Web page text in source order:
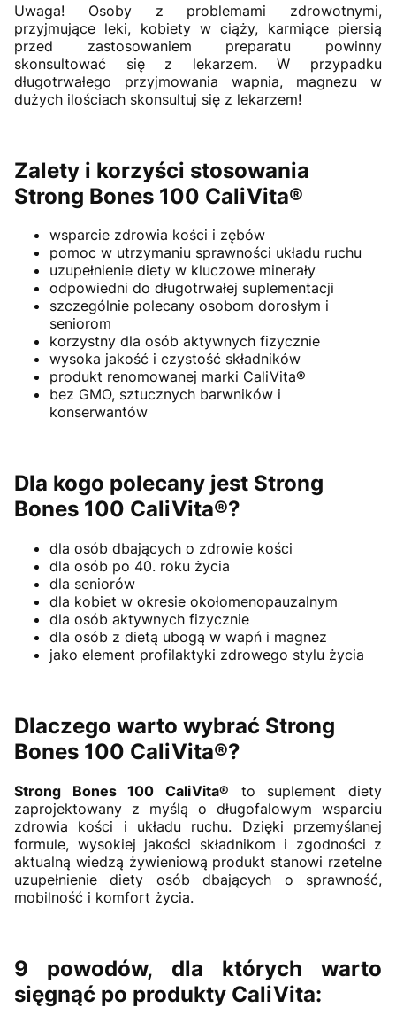
Uwaga! Osoby z problemami zdrowotnymi,
przyjmujące leki, kobiety w ciąży, karmiące piersią
przed zastosowaniem preparatu powinny
skonsultować się z lekarzem. W przypadku
długotrwałego przyjmowania wapnia, magnezu w
dużych ilościach skonsultuj się z lekarzem!
Zalety i korzyści stosowania
Strong Bones 100 CaliVita®
wsparcie zdrowia kości i zębów
pomoc w utrzymaniu sprawności układu ruchu
uzupełnienie diety w kluczowe minerały
odpowiedni do długotrwałej suplementacji
szczególnie polecany osobom dorosłym i
seniorom
korzystny dla osób aktywnych fizycznie
wysoka jakość i czystość składników
produkt renomowanej marki CaliVita®
bez GMO, sztucznych barwników i
konserwantów
Dla kogo polecany jest Strong
Bones 100 CaliVita®?
dla osób dbających o zdrowie kości
dla osób po 40. roku życia
dla seniorów
dla kobiet w okresie okołomenopauzalnym
dla osób aktywnych fizycznie
dla osób z dietą ubogą w wapń i magnez
jako element profilaktyki zdrowego stylu życia
Dlaczego warto wybrać Strong
Bones 100 CaliVita®?
Strong Bones 100 CaliVita® to suplement diety
zaprojektowany z myślą o długofalowym wsparciu
zdrowia kości i układu ruchu. Dzięki przemyślanej
formule, wysokiej jakości składnikom i zgodności z
aktualną wiedzą żywieniową produkt stanowi rzetelne
uzupełnienie diety osób dbających o sprawność,
mobilność i komfort życia.
9 powodów, dla których warto
sięgnąć po produkty CaliVita: